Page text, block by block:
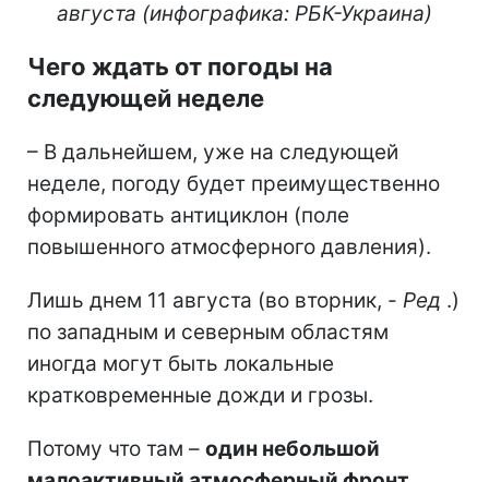
августа (инфографика: РБК-Украина)
Чего ждать от погоды на
следующей неделе
– В дальнейшем, уже на следующей
неделе, погоду будет преимущественно
формировать антициклон (поле
повышенного атмосферного давления).
Лишь днем 11 августа (во вторник, - Ред .)
по западным и северным областям
иногда могут быть локальные
кратковременные дожди и грозы.
Потому что там – один небольшой